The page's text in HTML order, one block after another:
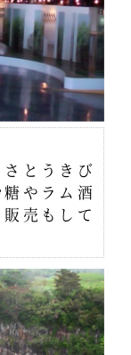
とうきび
やラム酒
売もして